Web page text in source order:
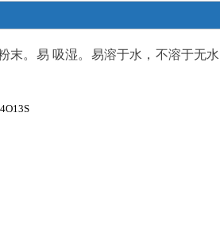
末。易 吸湿。易溶于水，不溶于无